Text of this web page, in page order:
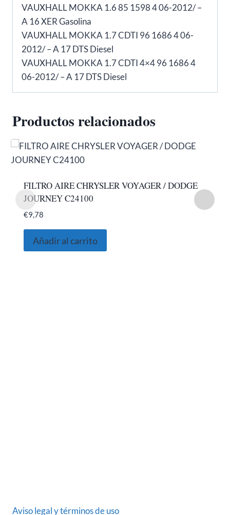
VAUXHALL MOKKA 1.6 85 1598 4 06-2012/ –
A 16 XER Gasolina
VAUXHALL MOKKA 1.7 CDTI 96 1686 4 06-
2012/ – A 17 DTS Diesel
VAUXHALL MOKKA 1.7 CDTI 4×4 96 1686 4
06-2012/ – A 17 DTS Diesel
Productos relacionados
FILTRO AIRE CHRYSLER VOYAGER / DODGE
JOURNEY C24100
€9,78
Añadir al carrito
Aviso legal y términos de uso